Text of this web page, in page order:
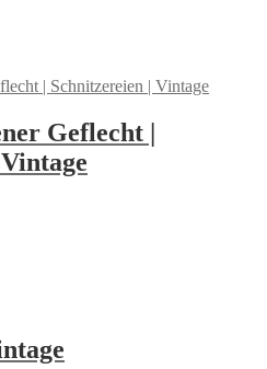
Geflecht |